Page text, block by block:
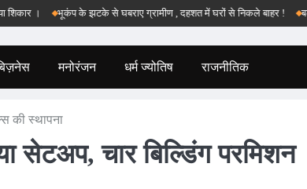
। भूकंप के झटके से घबराए ग्रामीण , दहशत में घरों से निकले बाहर !
मनोरंजन धर्म ज्योतिष राजनीतिक
की स्थापना
सेटअप, चार बिल्डिंग परमिशन